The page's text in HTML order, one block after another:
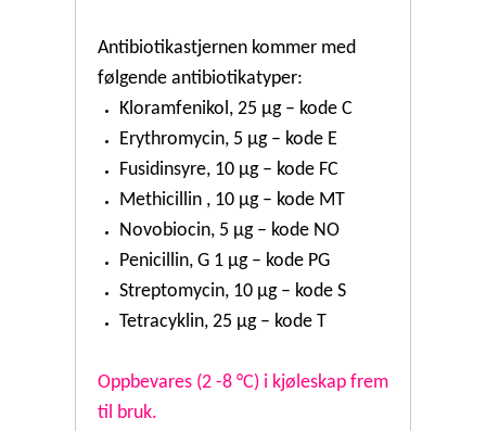
Antibiotikastjernen kommer med
følgende antibiotikatyper:
Kloramfenikol, 25 µg – kode C
Erythromycin, 5 µg – kode E
Fusidinsyre, 10 µg – kode FC
Methicillin , 10 µg – kode MT
Novobiocin, 5 µg – kode NO
Penicillin, G 1 µg – kode PG
Streptomycin, 10 µg – kode S
Tetracyklin, 25 µg – kode T
Oppbevares (2 -8 °C) i kjøleskap frem
til bruk.